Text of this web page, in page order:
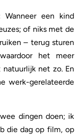
een kind
of niks met de
– terug sturen
het meer
net zo. En
werk-gerelateerde
dingen doen; ik
die dag op film, op